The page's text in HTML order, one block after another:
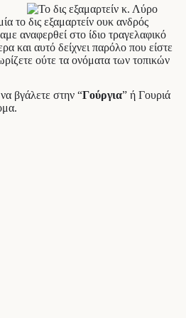
το δις εξαμαρτείν ουκ ανδρός
αναφερθεί στο ίδιο τραγελαφικό
και αυτό δείχνει παρόλο που είστε
ούτε τα ονόματα των τοπικών
βγάλετε στην “Γούργια” ή Γουριά